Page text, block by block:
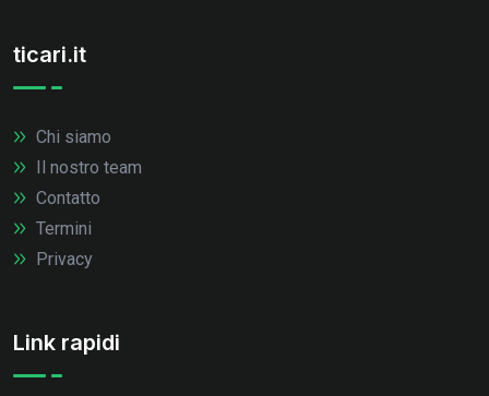
ticari.it
Chi siamo
Il nostro team
Contatto
Termini
Privacy
Link rapidi